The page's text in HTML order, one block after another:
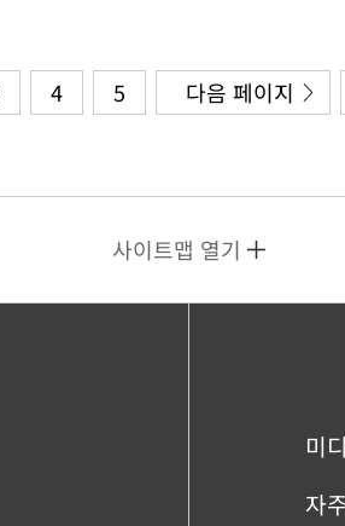
4 5 다음 페이지
사이트맵 열기
미
자